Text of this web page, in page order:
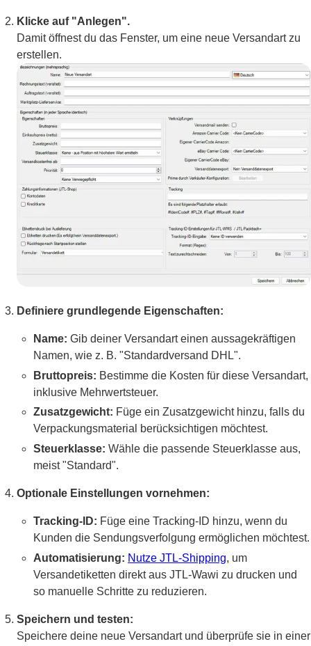
Klicke auf "Anlegen".
Damit öffnest du das Fenster, um eine neue Versandart zu
erstellen.
Definiere grundlegende Eigenschaften:
Name: Gib deiner Versandart einen aussagekräftigen
Namen, wie z. B. "Standardversand DHL".
Bruttopreis: Bestimme die Kosten für diese Versandart,
inklusive Mehrwertsteuer.
Zusatzgewicht: Füge ein Zusatzgewicht hinzu, falls du
Verpackungsmaterial berücksichtigen möchtest.
Steuerklasse: Wähle die passende Steuerklasse aus,
meist "Standard".
Optionale Einstellungen vornehmen:
Tracking-ID: Füge eine Tracking-ID hinzu, wenn du
Kunden die Sendungsverfolgung ermöglichen möchtest.
Automatisierung: Nutze JTL-Shipping, um
Versandetiketten direkt aus JTL-Wawi zu drucken und
so manuelle Schritte zu reduzieren.
Speichern und testen:
Speichere deine neue Versandart und überprüfe sie in einer